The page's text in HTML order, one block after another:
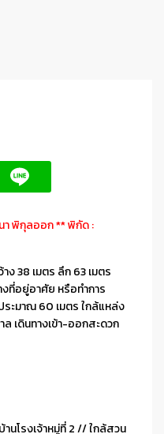
า พิกุลออก ** พิกัด :
ง 38 เมตร ลึก 63 เมตร
ที่อยู่อาศัย หรือทำการ
ระมาณ 60 เมตร ใกล้แหล่ง
เดินทางเข้า-ออกสะดวก
นโรงเจ้าหมู่ที่ 2 // ใกล้สวน